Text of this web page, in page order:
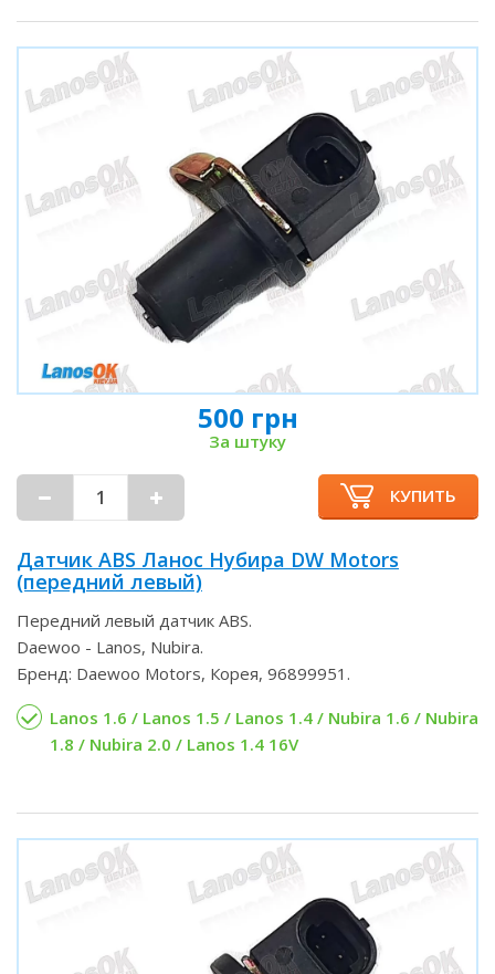
500 грн
За штуку
КУПИТЬ
Датчик ABS Ланос Нубира DW Motors
(передний левый)
Передний левый датчик ABS.
Daewoo - Lanos, Nubira.
Бренд: Daewoo Motors, Корея, 96899951.
Lanos 1.6 / Lanos 1.5 / Lanos 1.4 / Nubira 1.6 / Nubira
1.8 / Nubira 2.0 / Lanos 1.4 16V